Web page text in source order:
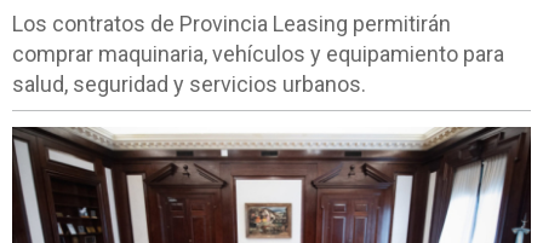
Los contratos de Provincia Leasing permitirán
comprar maquinaria, vehículos y equipamiento para
salud, seguridad y servicios urbanos.